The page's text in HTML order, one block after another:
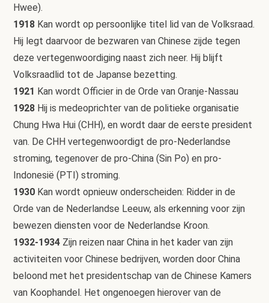
Hwee).
1918 Kan wordt op persoonlijke titel lid van de Volksraad.
Hij legt daarvoor de bezwaren van Chinese zijde tegen
deze vertegenwoordiging naast zich neer. Hij blijft
Volksraadlid tot de Japanse bezetting.
1921 Kan wordt Officier in de Orde van Oranje-Nassau
1928 Hij is medeoprichter van de politieke organisatie
Chung Hwa Hui (CHH), en wordt daar de eerste president
van. De CHH vertegenwoordigt de pro-Nederlandse
stroming, tegenover de pro-China (Sin Po) en pro-
Indonesië (PTI) stroming.
1930 Kan wordt opnieuw onderscheiden: Ridder in de
Orde van de Nederlandse Leeuw, als erkenning voor zijn
bewezen diensten voor de Nederlandse Kroon.
1932-1934 Zijn reizen naar China in het kader van zijn
activiteiten voor Chinese bedrijven, worden door China
beloond met het presidentschap van de Chinese Kamers
van Koophandel. Het ongenoegen hierover van de